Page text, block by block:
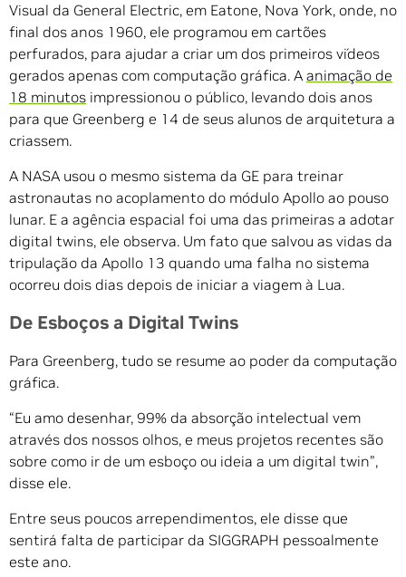
Visual da General Electric, em Eatone, Nova York, onde, no
final dos anos 1960, ele programou em cartões
perfurados, para ajudar a criar um dos primeiros vídeos
gerados apenas com computação gráfica. A animação de
18 minutos impressionou o público, levando dois anos
para que Greenberg e 14 de seus alunos de arquitetura a
criassem.
A NASA usou o mesmo sistema da GE para treinar
astronautas no acoplamento do módulo Apollo ao pouso
lunar. E a agência espacial foi uma das primeiras a adotar
digital twins, ele observa. Um fato que salvou as vidas da
tripulação da Apollo 13 quando uma falha no sistema
ocorreu dois dias depois de iniciar a viagem à Lua.
De Esboços a Digital Twins
Para Greenberg, tudo se resume ao poder da computação
gráfica.
“Eu amo desenhar, 99% da absorção intelectual vem
através dos nossos olhos, e meus projetos recentes são
sobre como ir de um esboço ou ideia a um digital twin”,
disse ele.
Entre seus poucos arrependimentos, ele disse que
sentirá falta de participar da SIGGRAPH pessoalmente
este ano.